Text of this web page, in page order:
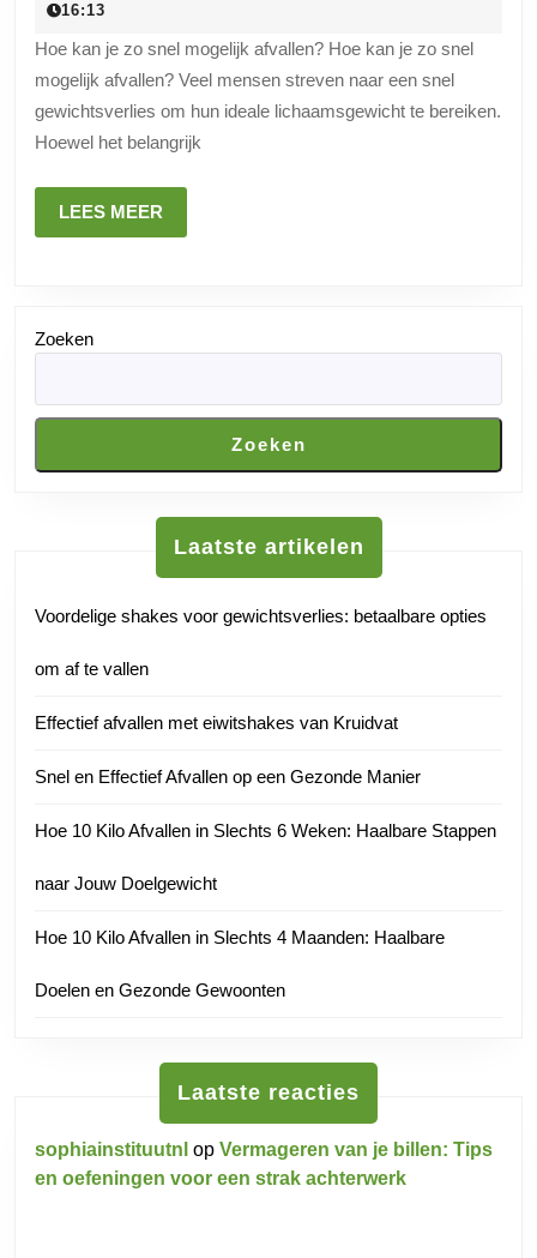
een
snelle
manier
16:13
Hoe kan je zo snel mogelijk afvallen? Hoe kan je zo snel
mogelijk afvallen? Veel mensen streven naar een snel
gewichtsverlies om hun ideale lichaamsgewicht te bereiken.
Hoewel het belangrijk
LEES MEER
MEER
Zoeken
Zoeken
Laatste artikelen
Voordelige shakes voor gewichtsverlies: betaalbare opties
om af te vallen
Effectief afvallen met eiwitshakes van Kruidvat
Snel en Effectief Afvallen op een Gezonde Manier
Hoe 10 Kilo Afvallen in Slechts 6 Weken: Haalbare Stappen
naar Jouw Doelgewicht
Hoe 10 Kilo Afvallen in Slechts 4 Maanden: Haalbare
Doelen en Gezonde Gewoonten
Laatste reacties
sophiainstituutnl op Vermageren van je billen: Tips
en oefeningen voor een strak achterwerk